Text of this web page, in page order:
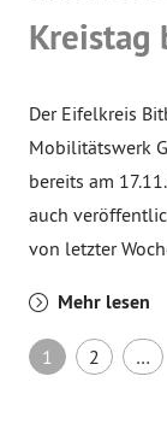
Kreistag
Der Eifelkreis
Mobilitätswerk
bereits am
auch
von letzter
Mehr lesen
1 2 …